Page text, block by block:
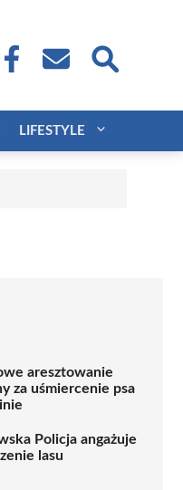
LIFESTYLE
aresztowanie
za uśmiercenie psa
Policja angażuje
lasu